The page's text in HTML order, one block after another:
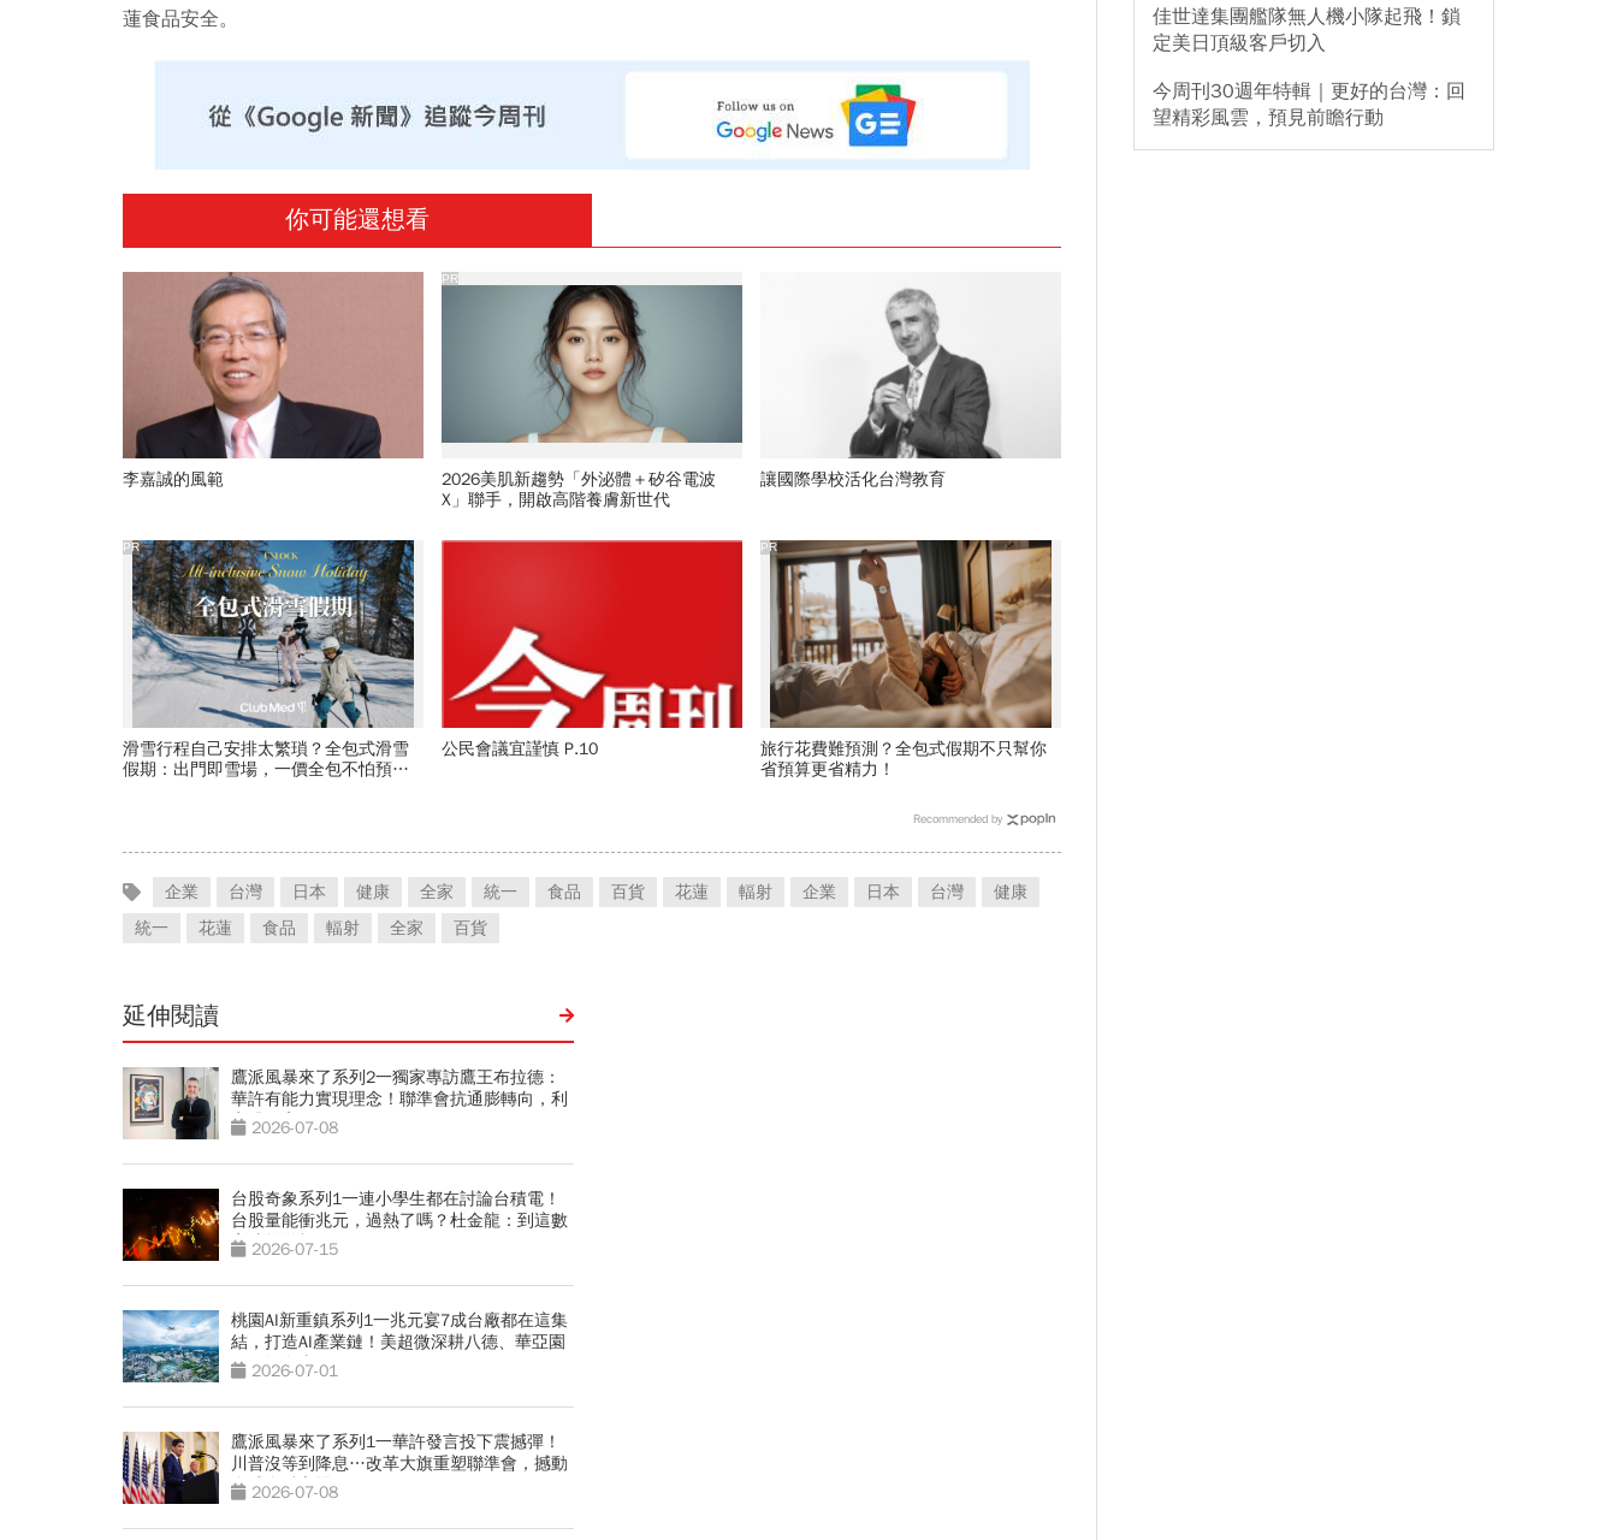
蓮食品安全。
你可能還想看
李嘉誠的風範
2026美肌新趨勢「外泌體＋矽谷電波
X」聯手，開啟高階養膚新世代
PR
讓國際學校活化台灣教育
滑雪行程自己安排太繁瑣？全包式滑雪
假期：出門即雪場，一價全包不怕預算
PR
公民會議宜謹慎 P.10
旅行花費難預測？全包式假期不只幫你
省預算更省精力！
PR
Recommended by
企業 台灣 日本 健康 全家 統一 食品 百貨 花蓮 輻射 企業 日本 台灣
健康
統一
花蓮 食品 輻射 全家 百貨
延伸閱讀
鷹派風暴來了系列2一獨家專訪鷹王布拉德：
華許有能力實現理念！聯準會抗通膨轉向，利
率恐只高不低
2026-07-08
台股奇象系列1一連小學生都在討論台積電！
台股量能衝兆元，過熱了嗎？杜金龍：到這數
字才拉警報
2026-07-15
桃園AI新重鎮系列1一兆元宴7成台廠都在這集
結，打造AI產業鏈！美超微深耕八德、華亞園
區引領龜山
2026-07-01
鷹派風暴來了系列1一華許發言投下震撼彈！
川普沒等到降息…改革大旗重塑聯準會，撼動
全球金融市場
2026-07-08
佳世達集團艦隊無人機小隊起飛！鎖
定美日頂級客戶切入
今周刊30週年特輯｜更好的台灣：回
望精彩風雲，預見前瞻行動